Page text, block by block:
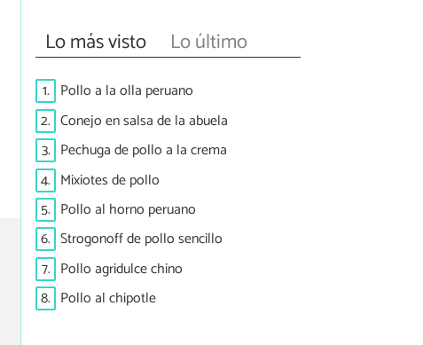
Lo más visto Lo último
1. Pollo a la olla peruano
2. Conejo en salsa de la abuela
3. Pechuga de pollo a la crema
4. Mixiotes de pollo
5. Pollo al horno peruano
6. Strogonoff de pollo sencillo
7. Pollo agridulce chino
8. Pollo al chipotle